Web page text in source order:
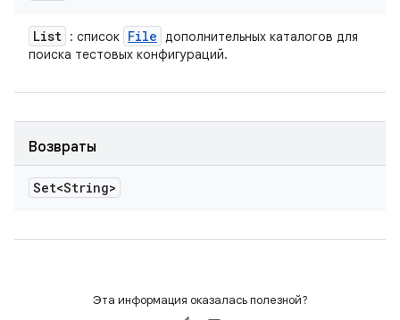
List : список File дополнительных каталогов для
поиска тестовых конфигураций.
Возвраты
Set<String>
Эта информация оказалась полезной?